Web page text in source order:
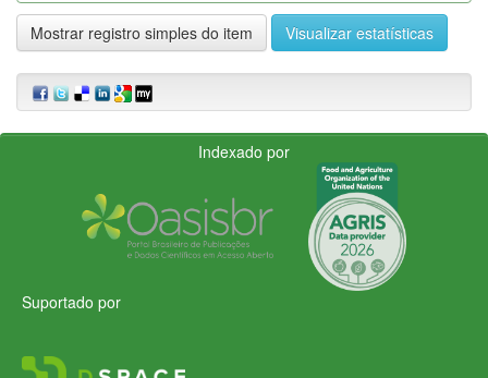
Mostrar registro simples do item Visualizar estatísticas
Indexado por
Suportado por